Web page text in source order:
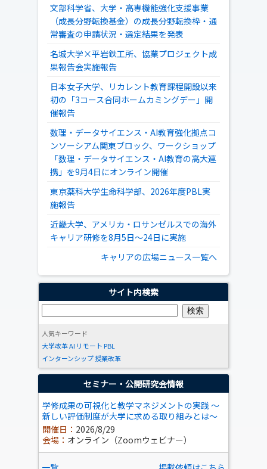
文部科学省、大学・高専機能強化支援事業
（成長分野転換基金）の成長分野転換枠・通
常審査の申請状況・選定結果を発表
名城大学×平岩鉄工所、協業プロジェクト成
果報告会実施報告
日本女子大学、リカレント教育課程開設以来
初の「3コース合同ホームカミングデー」開
催報告
数理・データサイエンス・AI教育強化拠点コ
ンソーシアム関東ブロック、ワークショップ
「数理・データサイエンス・AI教育の高大連
携」を9月4日にオンライン開催
東京薬科大学生命科学部、2026年度PBL実
施報告
近畿大学、アメリカ・ロサンゼルスでの海外
キャリア研修を8月5日～24日に実施
キャリアの広場ニュース一覧へ
サイト内検索
人気キーワード
大学改革AI リモート PBL
インターンシップ授業改革
セミナー・公開研究会情報
学修成果の可視化と教学マネジメントの実践 ～
新しい評価制度が大学に求める取り組みとは～
開催日： 2026/8/29
会場： オンライン（Zoomウェビナー）